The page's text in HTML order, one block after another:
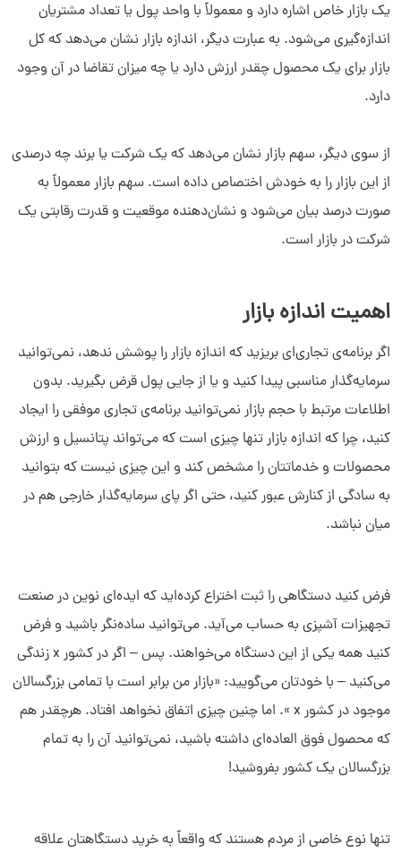
یک بازار خاص اشاره دارد و معمولاً با واحد پول یا تعداد مشتریان
اندازه‌گیری می‌شود. به عبارت دیگر، اندازه بازار نشان می‌دهد که کل
بازار برای یک محصول چقدر ارزش دارد یا چه میزان تقاضا در آن وجود
دارد.
از سوی دیگر، سهم بازار نشان می‌دهد که یک شرکت یا برند چه درصدی
از این بازار را به خودش اختصاص داده است. سهم بازار معمولاً به
صورت درصد بیان می‌شود و نشان‌دهنده موقعیت و قدرت رقابتی یک
شرکت در بازار است.
اهمیت اندازه بازار
اگر برنامه‌ی تجاری‌ای بریزید که اندازه بازار را پوشش ندهد، نمی‌توانید
سرمایه‌گذار مناسبی پیدا کنید و یا از جایی پول قرض بگیرید. بدون
اطلاعات مرتبط با حجم بازار نمی‌توانید برنامه‌ی تجاری موفقی را ایجاد
کنید، چرا که اندازه بازار تنها چیزی است که می‌تواند پتانسیل و ارزش
محصولات و خدماتتان را مشخص کند و این چیزی نیست که بتوانید
به سادگی از کنارش عبور کنید، حتی اگر پای سرمایه‌گذار خارجی هم در
میان نباشد.
فرض کنید دستگاهی را ثبت اختراع کرده‌اید که ایده‌ای نوین در صنعت
تجهیزات آشپزی به حساب می‌آید. می‌توانید ساده‌نگر باشید و فرض
کنید همه یکی از این دستگاه می‌خواهند. پس – اگر در کشور x زندگی
می‌کنید – با خودتان می‌گویید: «بازار من برابر است با تمامی بزرگسالان
موجود در کشور x ». اما چنین چیزی اتفاق نخواهد افتاد. هرچقدر هم
که محصول فوق‌ العاده‌ای داشته باشید، نمی‌توانید آن را به تمام
بزرگسالان یک کشور بفروشید!
تنها نوع خاصی از مردم هستند که واقعاً به خرید دستگاهتان علاقه